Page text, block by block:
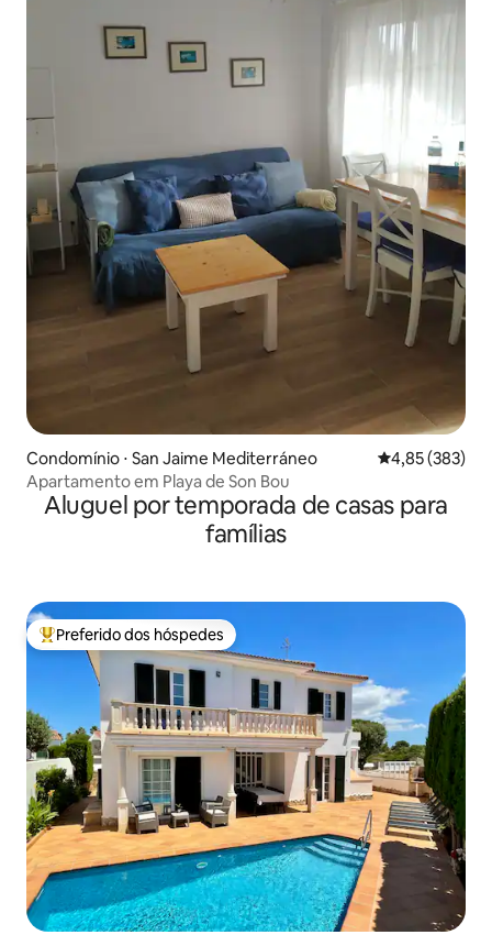
Condomínio ⋅ San Jaime Mediterráneo 4,85 de uma
4,85 (383)
Apartamento em Playa de Son Bou
Aluguel por temporada de casas para
famílias
Entre os melhores preferidos dos hóspedes
Preferido dos hóspedes